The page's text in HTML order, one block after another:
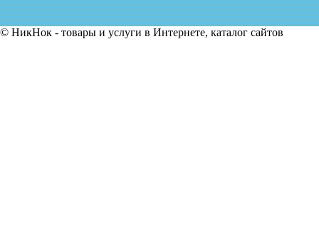
© НикНок - товары и услуги в Интернете, каталог сайтов